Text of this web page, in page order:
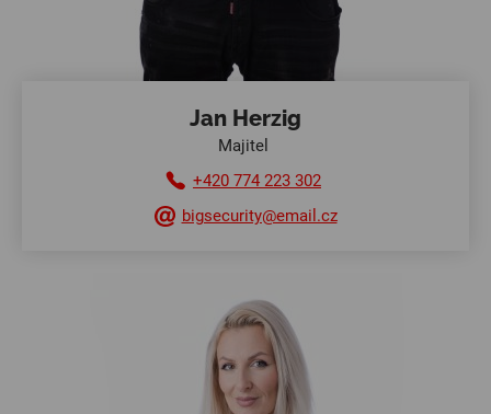
Jan Herzig
Majitel
+420 774 223 302
bigsecurity@email.cz